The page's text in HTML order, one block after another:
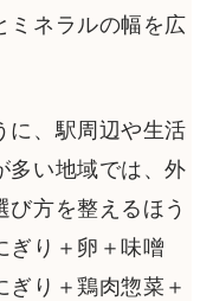
ミネラルの幅を広
に、駅周辺や生活
多い地域では、外
方を整えるほう
ぎり＋卵＋味噌
り＋鶏肉惣菜＋